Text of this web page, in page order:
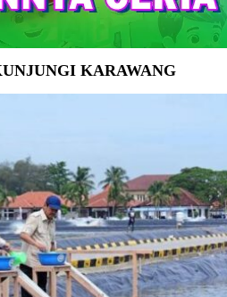
KARAWANG
Kawasan Balai Layanan Usaha Produksi